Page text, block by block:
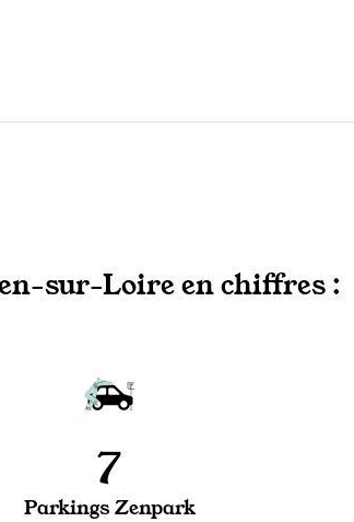
sur-Loire en chiffres :
7
Parkings Zenpark